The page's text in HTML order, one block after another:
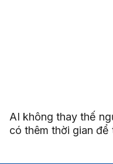
AI không thay thế
có thêm thời gian để